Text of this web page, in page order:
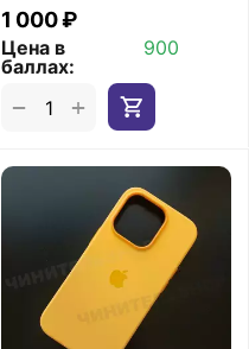
1 000₽
Цена в
баллах:
900
+
−